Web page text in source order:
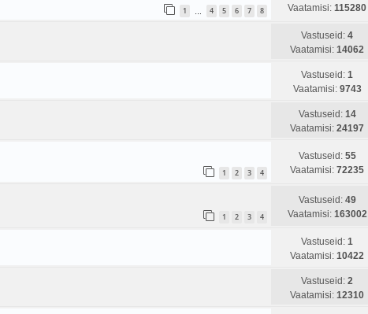
1 4 5 6 7 8
Vaatamisi: 115280
Vastuseid: 4
Vaatamisi: 14062
Vastuseid: 1
Vaatamisi: 9743
Vastuseid: 14
Vaatamisi: 24197
1 2 3 4
Vastuseid: 55
Vaatamisi: 72235
1 2 3 4
Vastuseid: 49
Vaatamisi: 163002
Vastuseid: 1
Vaatamisi: 10422
Vastuseid: 2
Vaatamisi: 12310